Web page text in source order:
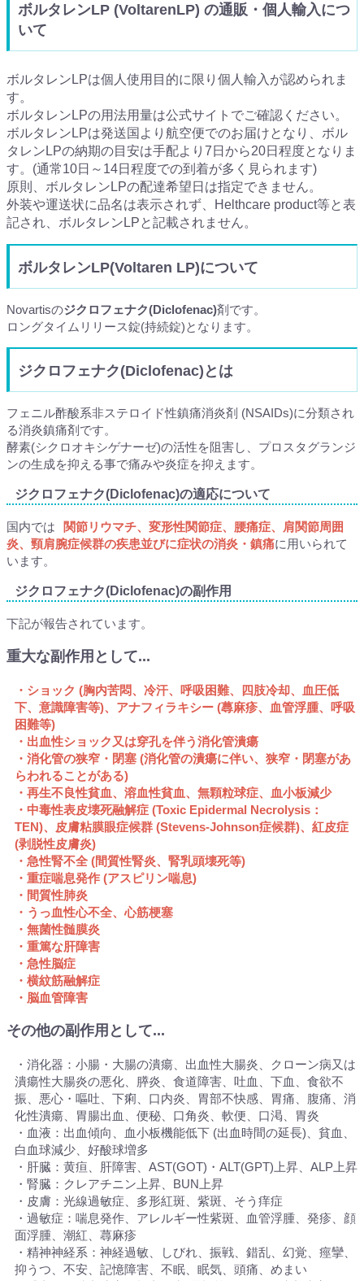
ボルタレンLP (VoltarenLP) の通販・個人輸入につ
いて
ボルタレンLPは個人使用目的に限り個人輸入が認められま
す。
ボルタレンLPの用法用量は公式サイトでご確認ください。
ボルタレンLPは発送国より航空便でのお届けとなり、ボル
タレンLPの納期の目安は手配より7日から20日程度となりま
す。(通常10日～14日程度での到着が多く見られます)
原則、ボルタレンLPの配達希望日は指定できません。
外装や運送状に品名は表示されず、Helthcare product等と表
記され、ボルタレンLPと記載されません。
ボルタレンLP(Voltaren LP)について
Novartisのジクロフェナク(Diclofenac)剤です。
ロングタイムリリース錠(持続錠)となります。
ジクロフェナク(Diclofenac)とは
フェニル酢酸系非ステロイド性鎮痛消炎剤 (NSAIDs)に分類され
る消炎鎮痛剤です。
酵素(シクロオキシゲナーゼ)の活性を阻害し、プロスタグランジ
ンの生成を抑える事で痛みや炎症を抑えます。
ジクロフェナク(Diclofenac)の適応について
国内では
関節リウマチ、変形性関節症、腰痛症、肩関節周囲
炎、頸肩腕症候群の疾患並びに症状の消炎・鎮痛に用いられて
います。
ジクロフェナク(Diclofenac)の副作用
下記が報告されています。
重大な副作用として...
・ショック (胸内苦悶、冷汗、呼吸困難、四肢冷却、血圧低
下、意識障害等)、アナフィラキシー (蕁麻疹、血管浮腫、呼吸
困難等)
・出血性ショック又は穿孔を伴う消化管潰瘍
・消化管の狭窄・閉塞 (消化管の潰瘍に伴い、狭窄・閉塞があ
らわれることがある)
・再生不良性貧血、溶血性貧血、無顆粒球症、血小板減少
・中毒性表皮壊死融解症 (Toxic Epidermal Necrolysis：
TEN)、皮膚粘膜眼症候群 (Stevens-Johnson症候群)、紅皮症
(剥脱性皮膚炎)
・急性腎不全 (間質性腎炎、腎乳頭壊死等)
・重症喘息発作 (アスピリン喘息)
・間質性肺炎
・うっ血性心不全、心筋梗塞
・無菌性髄膜炎
・重篤な肝障害
・急性脳症
・横紋筋融解症
・脳血管障害
その他の副作用として...
・消化器：小腸・大腸の潰瘍、出血性大腸炎、クローン病又は
潰瘍性大腸炎の悪化、膵炎、食道障害、吐血、下血、食欲不
振、悪心・嘔吐、下痢、口内炎、胃部不快感、胃痛、腹痛、消
化性潰瘍、胃腸出血、便秘、口角炎、軟便、口渇、胃炎
・血液：出血傾向、血小板機能低下 (出血時間の延長)、貧血、
白血球減少、好酸球増多
・肝臓：黄疸、肝障害、AST(GOT)・ALT(GPT)上昇、ALP上昇
・腎臓：クレアチニン上昇、BUN上昇
・皮膚：光線過敏症、多形紅斑、紫斑、そう痒症
・過敏症：喘息発作、アレルギー性紫斑、血管浮腫、発疹、顔
面浮腫、潮紅、蕁麻疹
・精神神経系：神経過敏、しびれ、振戦、錯乱、幻覚、痙攣、
抑うつ、不安、記憶障害、不眠、眠気、頭痛、めまい